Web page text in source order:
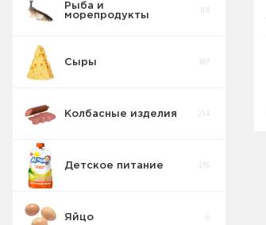
Печенье
Рыба и
морепродукты
114
Сыры 187
Колбасные изделия 214
Детское питание 215
Яйцо 6